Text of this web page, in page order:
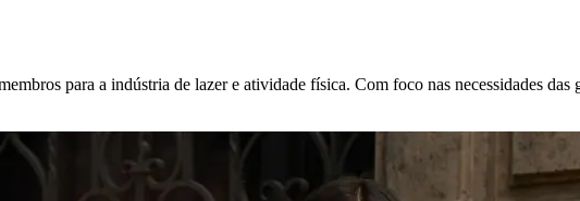
para a indústria de lazer e atividade física. Com foco nas necessidades das